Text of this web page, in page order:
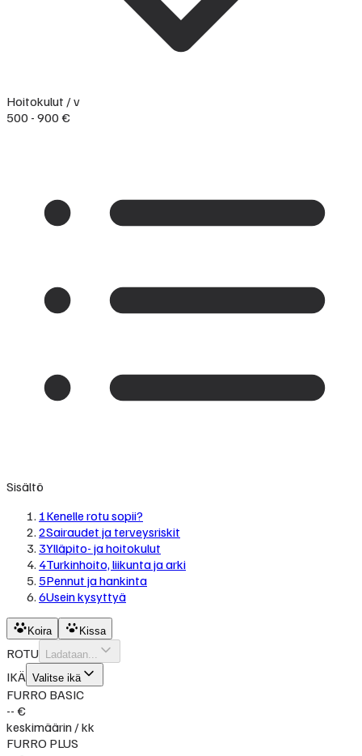
Hoitokulut / v
500 - 900 €
Sisältö
1Kenelle rotu sopii?
2Sairaudet ja terveysriskit
3Ylläpito- ja hoitokulut
4Turkinhoito, liikunta ja arki
5Pennut ja hankinta
6Usein kysyttyä
Koira Kissa
ROTU Ladataan...
IKÄ Valitse ikä
FURRO BASIC
-- €
keskimäärin / kk
FURRO PLUS